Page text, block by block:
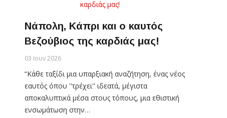
Νάπολη, Κάπρι και ο καυτός
Βεζούβιος της καρδιάς μας!
03 Ιουν 2026
“Κάθε ταξίδι μια υπαρξιακή αναζήτηση, ένας νέος
εαυτός όπου ''τρέχει'' ιδεατά, μέγιστα
αποκαλυπτικά μέσα στους τόπους, μια εθιστική
ενσωμάτωση στην…